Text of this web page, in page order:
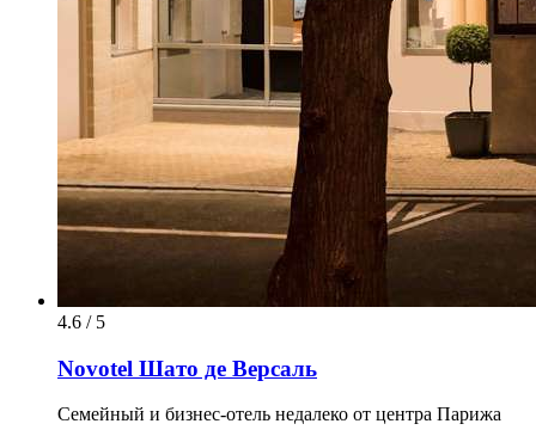
4.6 / 5
Novotel Шато де Версаль
Семейный и бизнес-отель недалеко от центра Парижа